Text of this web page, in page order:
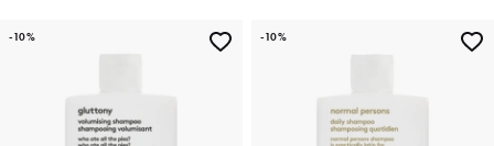
-10% -10%